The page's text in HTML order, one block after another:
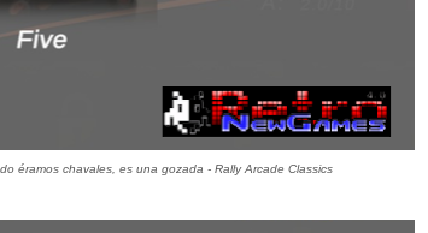
éramos chavales, es una gozada - Rally Arcade Classics